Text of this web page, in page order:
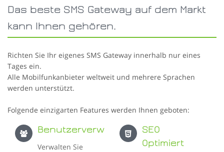
Das beste SMS Gateway auf dem Markt
kann Ihnen gehören.
Richten Sie Ihr eigenes SMS Gateway innerhalb nur eines
Tages ein.
Alle Mobilfunkanbieter weltweit und mehrere Sprachen
werden unterstützt.
Folgende einzigarten Features werden Ihnen geboten:
Benutzerverwaltung
Verwalten Sie
SEO
Optimiert